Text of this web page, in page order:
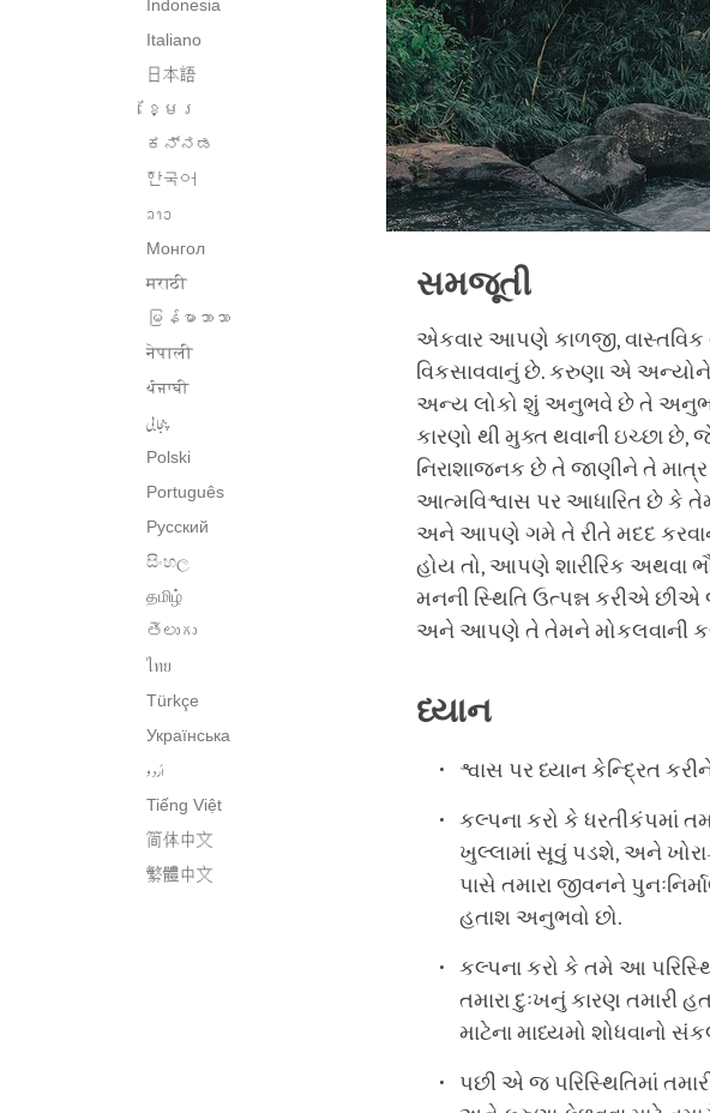
Indonesia
Italiano
日本語
ខ្មែរ
ಕನ್ನಡ
한국어
ລາວ
Монгол
मराठी
မြန်မာဘာသာ
नेपाली
ਪੰਜਾਬੀ
پنجابی
Polski
Português
Русский
සිංහල
தமிழ்
తెలుగు
ไทย
Türkçe
Українська
اُردو
Tiếng Việt
简体中文
繁體中文
સમજૂતી
એકવાર આપણે કાળજી,
વિકસાવવાનું છે. કરુણા એ
અન્ય લોકો શું અનુભવે છે તે
કારણો થી મુક્ત થવાની ઇચ્છા
નિરાશાજનક છે તે જાણીને તે
આત્મવિશ્વાસ પર આધારિત છે કે
અને આપણે ગમે તે રીતે મદદ
હોય તો, આપણે શારીરિક અથવા
મનની સ્થિતિ ઉત્પન્ન કરીએ
અને આપણે તે તેમને મોકલવાની
ધ્યાન
શ્વાસ પર ધ્યાન કેન્દ્રિત
કલ્પના કરો કે ધરતીકંપમાં
ખુલ્લામાં સૂવું પડશે, અને
પાસે તમારા જીવનને
હતાશ અનુભવો છો.
કલ્પના કરો કે તમે આ
તમારા દુઃખનું કારણ તમારી
માટેના માધ્યમો શોધવાનો
પછી એ જ પરિસ્થિતિમાં